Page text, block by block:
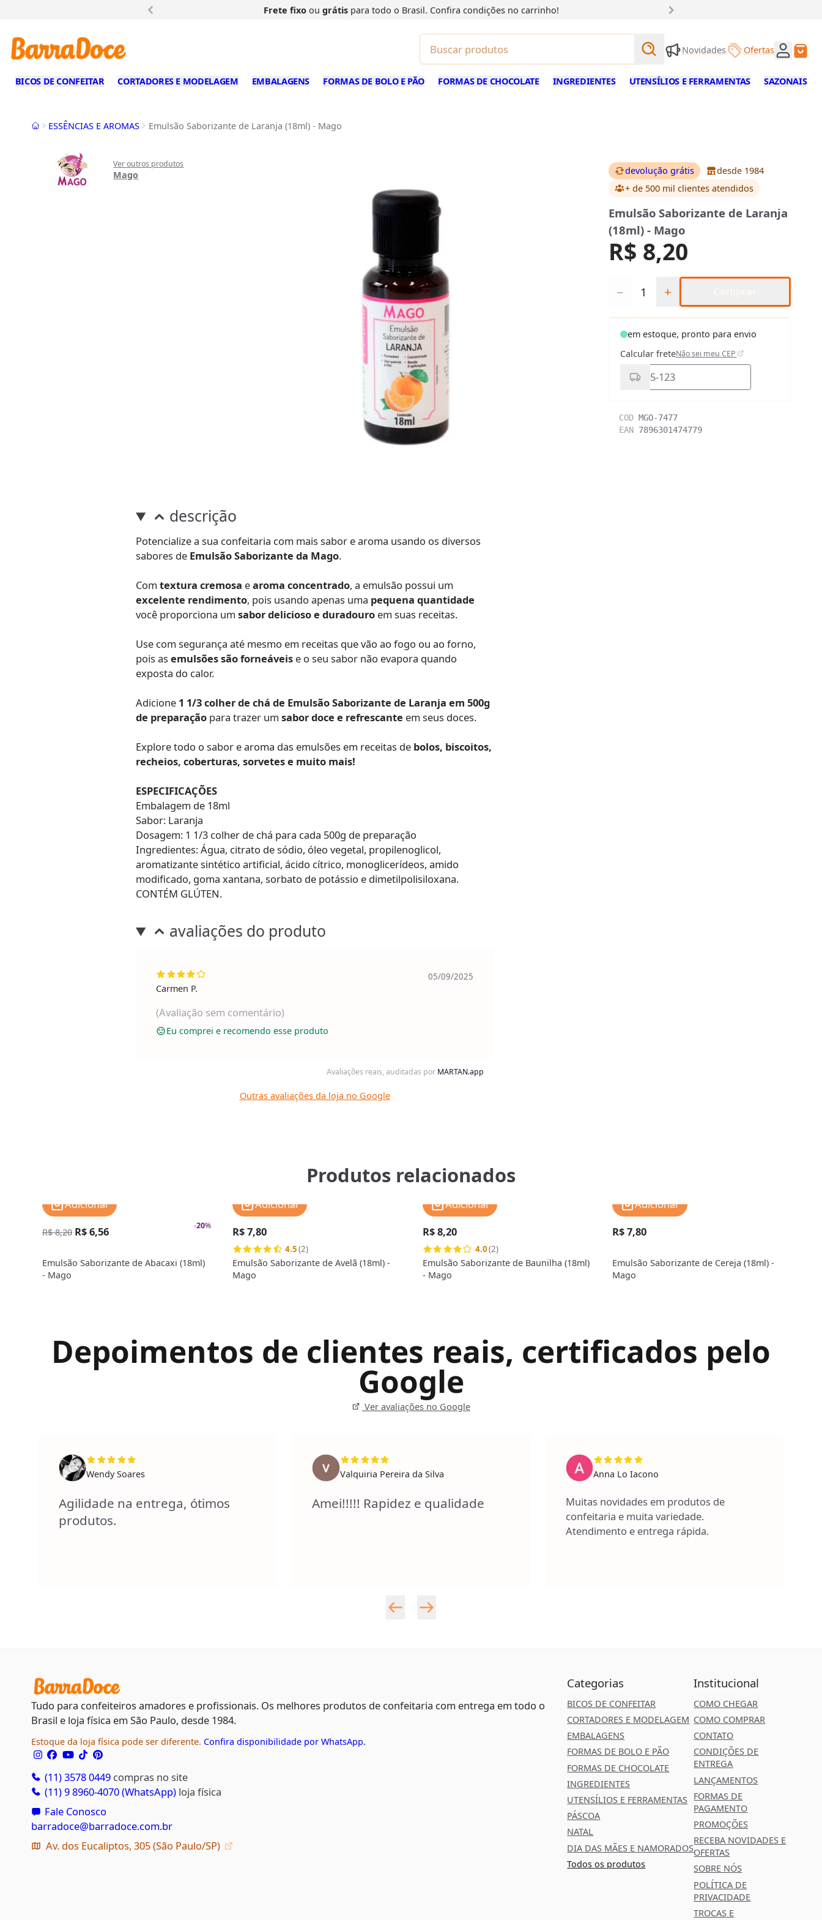
Frete fixoou grátispara todo o Brasil. Confira condições no carrinho!
Buscar produtos
Buscar
Novidades Ofertas
BICOS DE CONFEITAR CORTADORES E MODELAGEM EMBALAGENS FORMAS DE BOLO E PÃO FORMAS DE CHOCOLATE INGREDIENTES UTENSÍLIOS E FERRAMENTAS SAZONAIS
InícioESSÊNCIAS E AROMAS Emulsão Saborizante de Laranja (18ml) - Mago
Ver outros produtos
Mago devolução grátis
desde 1984
+ de 500 mil clientes atendidos
Emulsão Saborizante de Laranja
(18ml) - Mago
R$ 8,20
− +
em estoque, pronto para envio
Calcular freteNão sei meu CEP
COD MGO-7477
EAN 7896301474779
descrição
Potencialize a sua confeitaria com mais sabor e aroma usando os diversos
sabores de Emulsão Saborizante da Mago.
Comtextura cremosa earoma concentrado, a emulsão possui um
excelente rendimento, pois usando apenas uma pequena quantidade
você proporciona umsabor delicioso e duradouro em suas receitas.
Use com segurança até mesmo em receitas que vão ao fogo ou ao forno,
pois asemulsões são forneáveis e o seu sabor não evapora quando
exposta do calor.
Adicione 1 1/3 colher de chá de Emulsão Saborizante de Laranja em 500g
de preparação para trazer umsabor doce e refrescante em seus doces.
Explore todo o sabor e aroma das emulsões em receitas de bolos, biscoitos,
recheios, coberturas, sorvetes e muito mais!
ESPECIFICAÇÕES
Embalagem de 18ml
Sabor: Laranja
Dosagem: 1 1/3 colher de chá para cada 500g de preparação
Ingredientes: Água, citrato de sódio, óleo vegetal, propilenoglicol,
aromatizante sintético artificial, ácido cítrico, monoglicerídeos, amido
modificado, goma xantana, sorbato de potássio e dimetilpolisiloxana.
CONTÉM GLÚTEN.
avaliações do produto
Carmen P.
05/09/2025
(Avaliação sem comentário)
Eu comprei e recomendo esse produto
Avaliações reais, auditadas por MARTAN.app
Outras avaliações da loja no Google
Produtos relacionados
-20%
R$ 8,20 R$ 6,56
Emulsão Saborizante de Abacaxi (18ml)
- Mago
Adicionar
R$ 7,80
4.5(2)
Emulsão Saborizante de Avelã (18ml) -
Mago
Adicionar
R$ 8,20
4.0(2)
Emulsão Saborizante de Baunilha (18ml)
- Mago
Adicionar
R$ 7,80
Emulsão Saborizante de Cereja (18ml) -
Mago
Adicionar
Depoimentos de clientes reais, certificados pelo
Google
Ver avaliações no Google
Wendy Soares
Agilidade na entrega, ótimos
produtos.
Valquiria Pereira da Silva
Amei!!!!! Rapidez e qualidade
Anna Lo Iacono
Muitas novidades em produtos de
confeitaria e muita variedade.
Atendimento e entrega rápida.
Tudo para confeiteiros amadores e profissionais. Os melhores produtos de confeitaria com entrega em todo o
Brasil e loja física em São Paulo, desde 1984.
Estoque da loja física pode ser diferente. Confira disponibilidade por WhatsApp.
(11) 3578 0449 compras no site
(11) 9 8960-4070 (WhatsApp) loja física
Fale Conosco
barradoce@barradoce.com.br
Av. dos Eucaliptos, 305 (São Paulo/SP)
Categorias
BICOS DE CONFEITAR
CORTADORES E MODELAGEM
EMBALAGENS
FORMAS DE BOLO E PÃO
FORMAS DE CHOCOLATE
INGREDIENTES
UTENSÍLIOS E FERRAMENTAS
PÁSCOA
NATAL
DIA DAS MÃES E NAMORADOS
Todos os produtos
Institucional
COMO CHEGAR
COMO COMPRAR
CONTATO
CONDIÇÕES DE
ENTREGA
LANÇAMENTOS
FORMAS DE
PAGAMENTO
PROMOÇÕES
RECEBA NOVIDADES E
OFERTAS
SOBRE NÓS
POLÍTICA DE
PRIVACIDADE
TROCAS E